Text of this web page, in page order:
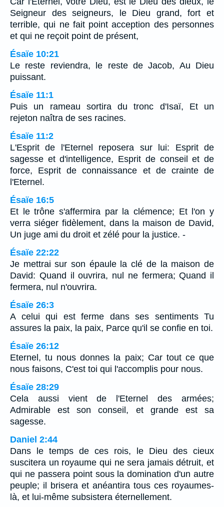
Seigneur des seigneurs, le Dieu grand, fort et
terrible, qui ne fait point acception des personnes
et qui ne reçoit point de présent,
Ésaïe 10:21
Le reste reviendra, le reste de Jacob, Au Dieu
puissant.
Ésaïe 11:1
Puis un rameau sortira du tronc d'Isaï, Et un
rejeton naîtra de ses racines.
Ésaïe 11:2
L'Esprit de l'Eternel reposera sur lui: Esprit de
sagesse et d'intelligence, Esprit de conseil et de
force, Esprit de connaissance et de crainte de
l'Eternel.
Ésaïe 16:5
Et le trône s'affermira par la clémence; Et l'on y
verra siéger fidèlement, dans la maison de David,
Un juge ami du droit et zélé pour la justice. -
Ésaïe 22:22
Je mettrai sur son épaule la clé de la maison de
David: Quand il ouvrira, nul ne fermera; Quand il
fermera, nul n'ouvrira.
Ésaïe 26:3
A celui qui est ferme dans ses sentiments Tu
assures la paix, la paix, Parce qu'il se confie en toi.
Ésaïe 26:12
Eternel, tu nous donnes la paix; Car tout ce que
nous faisons, C'est toi qui l'accomplis pour nous.
Ésaïe 28:29
Cela aussi vient de l'Eternel des armées;
Admirable est son conseil, et grande est sa
sagesse.
Daniel 2:44
Dans le temps de ces rois, le Dieu des cieux
suscitera un royaume qui ne sera jamais détruit, et
qui ne passera point sous la domination d'un autre
peuple; il brisera et anéantira tous ces royaumes-
là, et lui-même subsistera éternellement.